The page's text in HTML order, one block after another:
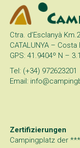
Ctra. d’Esclanyà
CATALUNYA – Costa
GPS: 41.9404º N –
Tel: (+34) 972623201
Email:
Zertifizierungen
Campingplatz der